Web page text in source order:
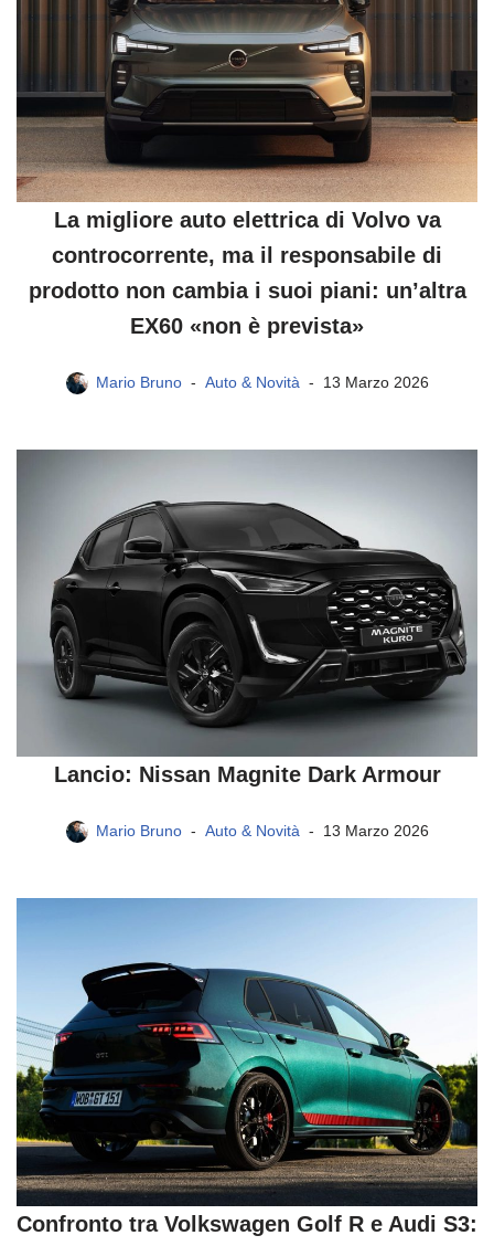
La migliore auto elettrica di Volvo va
controcorrente, ma il responsabile di
prodotto non cambia i suoi piani: un’altra
EX60 «non è prevista»
Mario Bruno Auto & Novità 13 Marzo 2026
Lancio: Nissan Magnite Dark Armour
Mario Bruno Auto & Novità 13 Marzo 2026
Confronto tra Volkswagen Golf R e Audi S3: